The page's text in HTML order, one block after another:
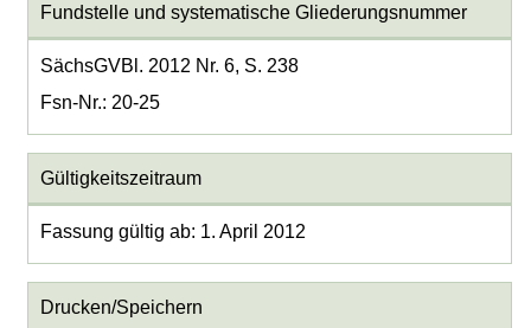
Fundstelle und systematische Gliederungsnummer
SächsGVBl. 2012 Nr. 6, S. 238
Fsn-Nr.: 20-25
Gültigkeitszeitraum
Fassung gültig ab: 1. April 2012
Drucken/Speichern